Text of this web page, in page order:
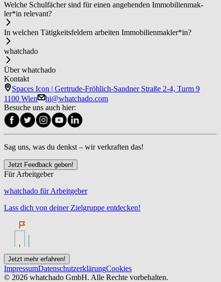
Welche Schulfächer sind für einen angehenden Im­mo­bi­li­en­mak­
ler*in relevant?
In welchen Tätigkeitsfeldern arbeiten Im­mo­bi­li­en­mak­ler*in?
whatchado
Über whatchado
Kontakt
Spaces Icon | Gertrude-Fröhlich-Sandner Straße 2-4, Turm 9
1100 Wien
hi@whatchado.com
Besuche uns auch hier:
Sag uns, was du denkst – wir verkraften das!
Jetzt Feedback geben!
Für Arbeitgeber
whatchado für Arbeitgeber
Lass dich von deiner Zielgruppe entdecken!
Jetzt mehr erfahren!
ImpressumDatenschutzerklärungCookies
© 2026 whatchado GmbH. Alle Rechte vorbehalten.